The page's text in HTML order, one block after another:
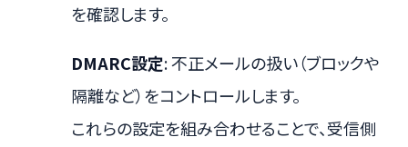
を確認します。
DMARC設定: 不正メールの扱い（ブロックや
隔離など）をコントロールします。
これらの設定を組み合わせることで、受信側